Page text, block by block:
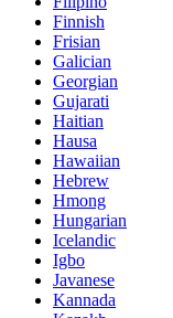
Finnish
Frisian
Galician
Georgian
Gujarati
Haitian
Hausa
Hawaiian
Hebrew
Hmong
Hungarian
Icelandic
Igbo
Javanese
Kannada